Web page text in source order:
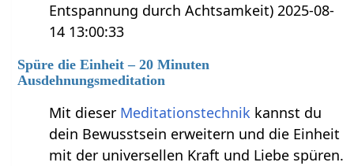
Entspannung durch Achtsamkeit) 2025-08-
14 13:00:33
Spüre die Einheit – 20 Minuten
Ausdehnungsmeditation
Mit dieser Meditationstechnik kannst du
dein Bewusstsein erweitern und die Einheit
mit der universellen Kraft und Liebe spüren.